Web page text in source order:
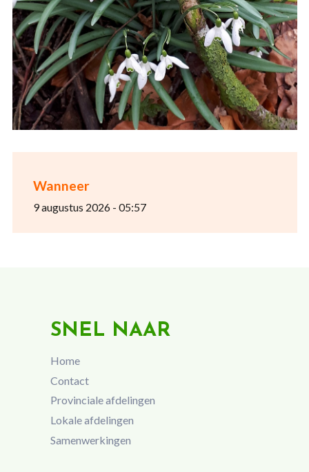
Wanneer
9 augustus 2026 - 05:57
SNEL NAAR
Home
Contact
Provinciale afdelingen
Lokale afdelingen
Samenwerkingen